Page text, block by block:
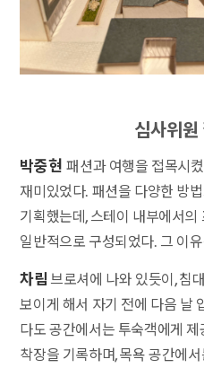
심사위원
박중현패션과 여행을 접목시
재미있었다. 패션을 다양한 방
기획했는데, 스테이 내부에서
일반적으로 구성되었다. 그 이
차림 브로셔에 나와 있듯이, 침
보이게 해서 자기 전에 다음 날
다도 공간에서는 투숙객에게 제
착장을 기록하며, 목욕 공간에